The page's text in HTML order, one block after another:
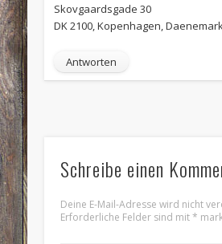
Skovgaardsgade 30
DK 2100, Kopenhagen,
Antworten
Schreibe einen
Deine E-Mail-Adresse wird nicht
Erforderliche Felder sind mit*